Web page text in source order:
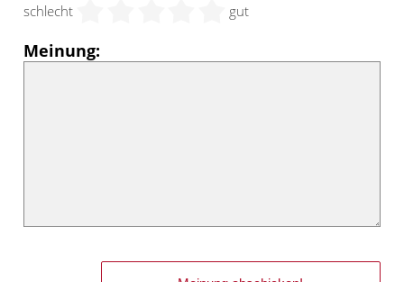
schlecht gut
Meinung: